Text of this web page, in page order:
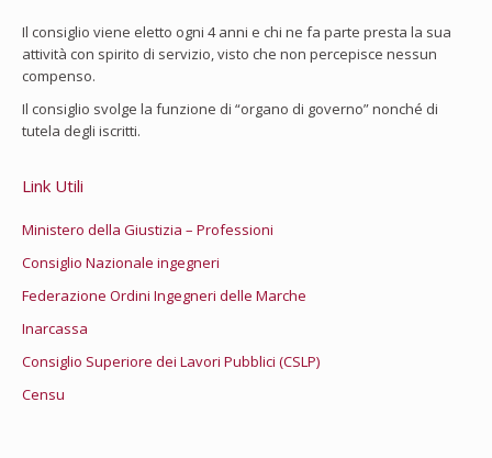
Il consiglio viene eletto ogni 4 anni e chi ne fa parte presta la sua
attività con spirito di servizio, visto che non percepisce nessun
compenso.
Il consiglio svolge la funzione di “organo di governo” nonché di
tutela degli iscritti.
Link Utili
Ministero della Giustizia – Professioni
Consiglio Nazionale ingegneri
Federazione Ordini Ingegneri delle Marche
Inarcassa
Consiglio Superiore dei Lavori Pubblici (CSLP)
Censu